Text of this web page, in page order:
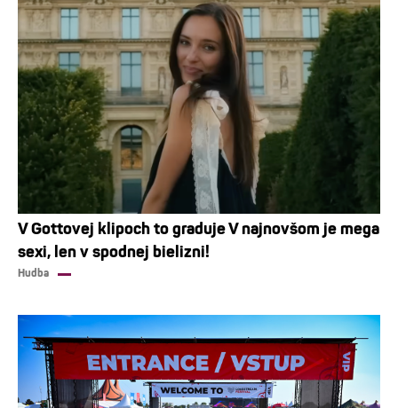
V Gottovej klipoch to graduje V najnovšom je mega
sexi, len v spodnej bielizni!
Hudba